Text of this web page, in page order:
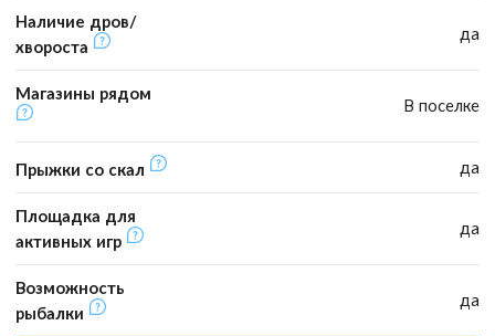
Наличие дров/
хвороста
да
Магазины рядом
В поселке
Прыжки со скал да
Площадка для
активных игр
да
Возможность
рыбалки
да